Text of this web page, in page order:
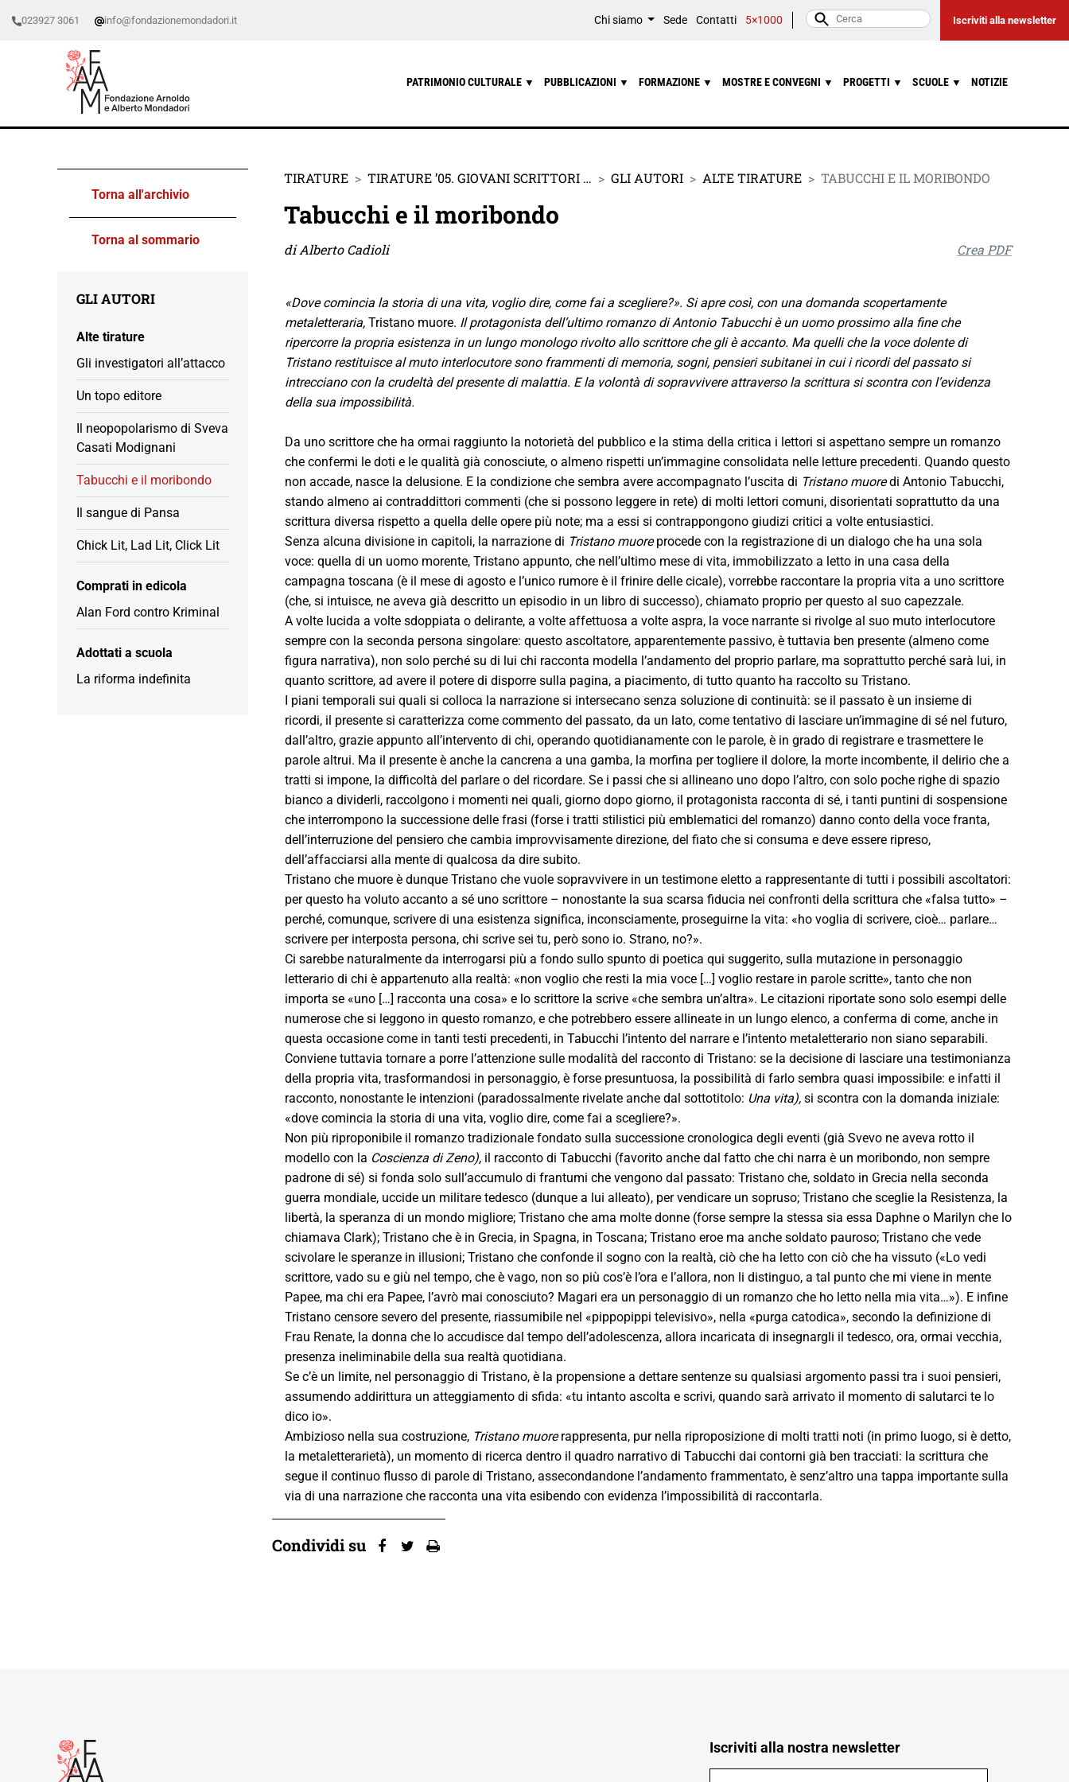
023927 3061 info@fondazionemondadori.it Chi siamo Sede Contatti 5×1000 Iscriviti alla newsletter
PATRIMONIO CULTURALE ▼ PUBBLICAZIONI ▼ FORMAZIONE ▼ MOSTRE E CONVEGNI ▼ PROGETTI ▼ SCUOLE ▼ NOTIZIE
Torna all'archivio
Torna al sommario
GLI AUTORI
Alte tirature
Gli investigatori all’attacco
Un topo editore
Il neopopolarismo di Sveva
Casati Modignani
Tabucchi e il moribondo
Il sangue di Pansa
Chick Lit, Lad Lit, Click Lit
Comprati in edicola
Alan Ford contro Kriminal
Adottati a scuola
La riforma indefinita
TIRATURE TIRATURE ’05. GIOVANI SCRITTORI … GLI AUTORI ALTE TIRATURE TABUCCHI E IL MORIBONDO
Tabucchi e il moribondo
di Alberto Cadioli Crea PDF
«Dove comincia la storia di una vita, voglio dire, come fai a scegliere?». Si apre così, con una domanda scopertamente
metaletteraria, Tristano muore. Il protagonista dell’ultimo romanzo di Antonio Tabucchi è un uomo prossimo alla fine che
ripercorre la propria esistenza in un lungo monologo rivolto allo scrittore che gli è accanto. Ma quelli che la voce dolente di
Tristano restituisce al muto interlocutore sono frammenti di memoria, sogni, pensieri subitanei in cui i ricordi del passato si
intrecciano con la crudeltà del presente di malattia. E la volontà di sopravvivere attraverso la scrittura si scontra con l’evidenza
della sua impossibilità.
Da uno scrittore che ha ormai raggiunto la notorietà del pubblico e la stima della critica i lettori si aspettano sempre un romanzo
che confermi le doti e le qualità già conosciute, o almeno rispetti un’immagine consolidata nelle letture precedenti. Quando questo
non accade, nasce la delusione. E la condizione che sembra avere accompagnato l’uscita di Tristano muoredi Antonio Tabucchi,
stando almeno ai contraddittori commenti (che si possono leggere in rete) di molti lettori comuni, disorientati soprattutto da una
scrittura diversa rispetto a quella delle opere più note; ma a essi si contrappongono giudizi critici a volte entusiastici.
Senza alcuna divisione in capitoli, la narrazione di Tristano muoreprocede con la registrazione di un dialogo che ha una sola
voce: quella di un uomo morente, Tristano appunto, che nell’ultimo mese di vita, immobilizzato a letto in una casa della
campagna toscana (è il mese di agosto e l’unico rumore è il frinire delle cicale), vorrebbe raccontare la propria vita a uno scrittore
(che, si intuisce, ne aveva già descritto un episodio in un libro di successo), chiamato proprio per questo al suo capezzale.
A volte lucida a volte sdoppiata o delirante, a volte affettuosa a volte aspra, la voce narrante si rivolge al suo muto interlocutore
sempre con la seconda persona singolare: questo ascoltatore, apparentemente passivo, è tuttavia ben presente (almeno come
figura narrativa), non solo perché su di lui chi racconta modella l’andamento del proprio parlare, ma soprattutto perché sarà lui, in
quanto scrittore, ad avere il potere di disporre sulla pagina, a piacimento, di tutto quanto ha raccolto su Tristano.
I piani temporali sui quali si colloca la narrazione si intersecano senza soluzione di continuità: se il passato è un insieme di
ricordi, il presente si caratterizza come commento del passato, da un lato, come tentativo di lasciare un’immagine di sé nel futuro,
dall’altro, grazie appunto all’intervento di chi, operando quotidianamente con le parole, è in grado di registrare e trasmettere le
parole altrui. Ma il presente è anche la cancrena a una gamba, la morfina per togliere il dolore, la morte incombente, il delirio che a
tratti si impone, la difficoltà del parlare o del ricordare. Se i passi che si allineano uno dopo l’altro, con solo poche righe di spazio
bianco a dividerli, raccolgono i momenti nei quali, giorno dopo giorno, il protagonista racconta di sé, i tanti puntini di sospensione
che interrompono la successione delle frasi (forse i tratti stilistici più emblematici del romanzo) danno conto della voce franta,
dell’interruzione del pensiero che cambia improvvisamente direzione, del fiato che si consuma e deve essere ripreso,
dell’affacciarsi alla mente di qualcosa da dire subito.
Tristano che muore è dunque Tristano che vuole sopravvivere in un testimone eletto a rappresentante di tutti i possibili ascoltatori:
per questo ha voluto accanto a sé uno scrittore – nonostante la sua scarsa fiducia nei confronti della scrittura che «falsa tutto» –
perché, comunque, scrivere di una esistenza significa, inconsciamente, proseguirne la vita: «ho voglia di scrivere, cioè… parlare…
scrivere per interposta persona, chi scrive sei tu, però sono io. Strano, no?».
Ci sarebbe naturalmente da interrogarsi più a fondo sullo spunto di poetica qui suggerito, sulla mutazione in personaggio
letterario di chi è appartenuto alla realtà: «non voglio che resti la mia voce […] voglio restare in parole scritte», tanto che non
importa se «uno […] racconta una cosa» e lo scrittore la scrive «che sembra un’altra». Le citazioni riportate sono solo esempi delle
numerose che si leggono in questo romanzo, e che potrebbero essere allineate in un lungo elenco, a conferma di come, anche in
questa occasione come in tanti testi precedenti, in Tabucchi l’intento del narrare e l’intento metaletterario non siano separabili.
Conviene tuttavia tornare a porre l’attenzione sulle modalità del racconto di Tristano: se la decisione di lasciare una testimonianza
della propria vita, trasformandosi in personaggio, è forse presuntuosa, la possibilità di farlo sembra quasi impossibile: e infatti il
racconto, nonostante le intenzioni (paradossalmente rivelate anche dal sottotitolo: Una vita), si scontra con la domanda iniziale:
«dove comincia la storia di una vita, voglio dire, come fai a scegliere?».
Non più riproponibile il romanzo tradizionale fondato sulla successione cronologica degli eventi (già Svevo ne aveva rotto il
modello con la Coscienza di Zeno), il racconto di Tabucchi (favorito anche dal fatto che chi narra è un moribondo, non sempre
padrone di sé) si fonda solo sull’accumulo di frantumi che vengono dal passato: Tristano che, soldato in Grecia nella seconda
guerra mondiale, uccide un militare tedesco (dunque a lui alleato), per vendicare un sopruso; Tristano che sceglie la Resistenza, la
libertà, la speranza di un mondo migliore; Tristano che ama molte donne (forse sempre la stessa sia essa Daphne o Marilyn che lo
chiamava Clark); Tristano che è in Grecia, in Spagna, in Toscana; Tristano eroe ma anche soldato pauroso; Tristano che vede
scivolare le speranze in illusioni; Tristano che confonde il sogno con la realtà, ciò che ha letto con ciò che ha vissuto («Lo vedi
scrittore, vado su e giù nel tempo, che è vago, non so più cos’è l’ora e l’allora, non li distinguo, a tal punto che mi viene in mente
Papee, ma chi era Papee, l’avrò mai conosciuto? Magari era un personaggio di un romanzo che ho letto nella mia vita…»). E infine
Tristano censore severo del presente, riassumibile nel «pippopippi televisivo», nella «purga catodica», secondo la definizione di
Frau Renate, la donna che lo accudisce dal tempo dell’adolescenza, allora incaricata di insegnargli il tedesco, ora, ormai vecchia,
presenza ineliminabile della sua realtà quotidiana.
Se c’è un limite, nel personaggio di Tristano, è la propensione a dettare sentenze su qualsiasi argomento passi tra i suoi pensieri,
assumendo addirittura un atteggiamento di sfida: «tu intanto ascolta e scrivi, quando sarà arrivato il momento di salutarci te lo
dico io».
Ambizioso nella sua costruzione, Tristano muorerappresenta, pur nella riproposizione di molti tratti noti (in primo luogo, si è detto,
la metaletterarietà), un momento di ricerca dentro il quadro narrativo di Tabucchi dai contorni già ben tracciati: la scrittura che
segue il continuo flusso di parole di Tristano, assecondandone l’andamento frammentato, è senz’altro una tappa importante sulla
via di una narrazione che racconta una vita esibendo con evidenza l’impossibilità di raccontarla.
Condividi su
Iscriviti alla nostra newsletter